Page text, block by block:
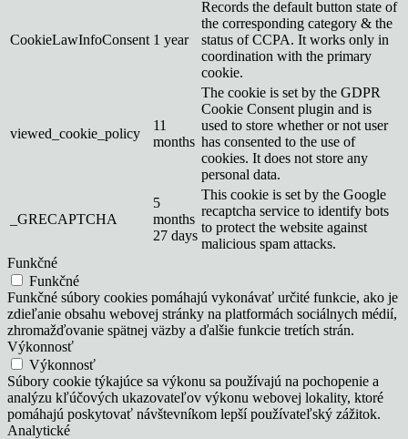
CookieLawInfoConsent 1 year
Records the default button state of
the corresponding category & the
status of CCPA. It works only in
coordination with the primary
cookie.
viewed_cookie_policy
11
months
The cookie is set by the GDPR
Cookie Consent plugin and is
used to store whether or not user
has consented to the use of
cookies. It does not store any
personal data.
_GRECAPTCHA
5
months
27 days
This cookie is set by the Google
recaptcha service to identify bots
to protect the website against
malicious spam attacks.
Funkčné
Funkčné
Funkčné súbory cookies pomáhajú vykonávať určité funkcie, ako je
zdieľanie obsahu webovej stránky na platformách sociálnych médií,
zhromažďovanie spätnej väzby a ďalšie funkcie tretích strán.
Výkonnosť
Výkonnosť
Súbory cookie týkajúce sa výkonu sa používajú na pochopenie a
analýzu kľúčových ukazovateľov výkonu webovej lokality, ktoré
pomáhajú poskytovať návštevníkom lepší používateľský zážitok.
Analytické